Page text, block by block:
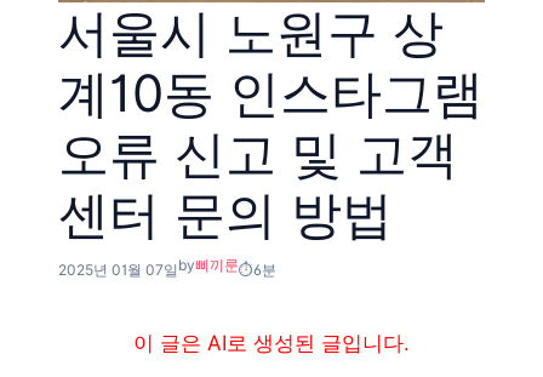
서울시 노원구 상
계10동 인스타그램
오류 신고 및 고객
센터 문의 방법
2025년 01월 07일 by삐끼룬 6분
이 글은 AI로 생성된 글입니다.